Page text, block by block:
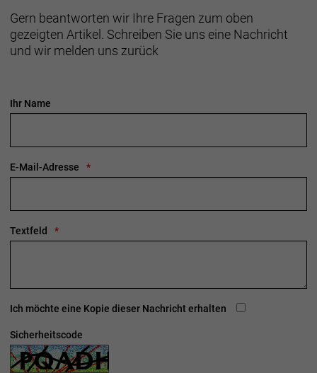
Gern beantworten wir Ihre Fragen zum oben
gezeigten Artikel. Schreiben Sie uns eine Nachricht
und wir melden uns zurück
Ihr Name
E-Mail-Adresse
Textfeld
Ich möchte eine Kopie dieser Nachricht erhalten
Sicherheitscode